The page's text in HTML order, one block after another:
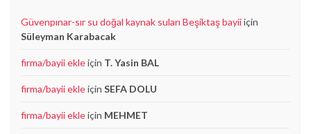
Güvenpınar-sır su doğal kaynak suları Beşiktaş bayiiiçin
Süleyman Karabacak
firma/bayii ekleiçin T. Yasin BAL
firma/bayii ekleiçin SEFA DOLU
firma/bayii ekleiçin MEHMET